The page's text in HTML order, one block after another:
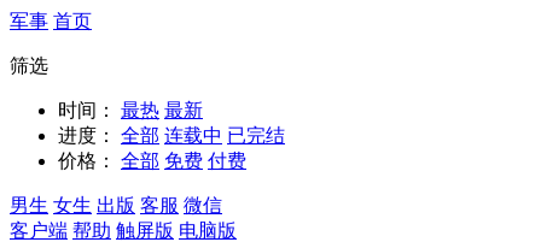
军事 首页
筛选
时间： 最热 最新
进度：
全部 连载中 已完结
价格：
全部 免费 付费
男生 女生 出版 客服 微信
客户端 帮助 触屏版 电脑版